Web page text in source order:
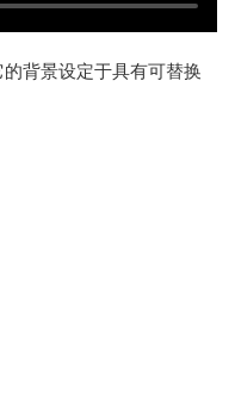
背景设定于具有可替换